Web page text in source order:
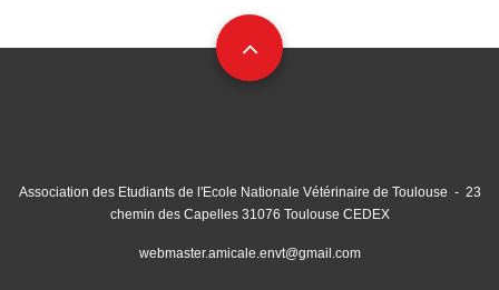
Association des Etudiants de l'Ecole Nationale Vétérinaire de Toulouse - 23
chemin des Capelles 31076 Toulouse CEDEX
webmaster.amicale.envt@gmail.com